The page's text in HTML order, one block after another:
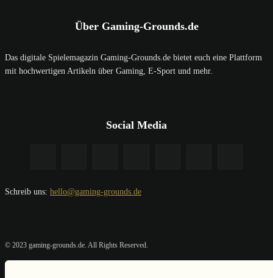
Über Gaming-Grounds.de
Das digitale Spielemagazin Gaming-Grounds.de bietet euch eine Plattform
mit hochwertigen Artikeln über Gaming, E-Sport und mehr.
Social Media
Schreib uns: hello@gaming-grounds.de
© 2023 gaming-grounds.de. All Rights Reserved.